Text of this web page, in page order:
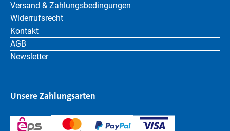
Versand & Zahlungsbedingungen
Widerrufsrecht
Kontakt
AGB
Newsletter
Unsere Zahlungsarten